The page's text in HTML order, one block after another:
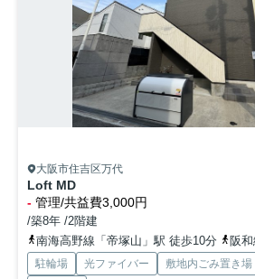
大阪市住吉区万代
Loft MD
- 管理/共益費3,000円
/築8年 /2階建
南海高野線「帝塚山」駅 徒歩10分
阪和
駐輪場 光ファイバー 敷地内ごみ置き場